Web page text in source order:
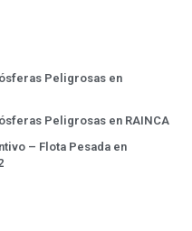
Peligrosas en
Peligrosas en RAINCA
– Flota Pesada en